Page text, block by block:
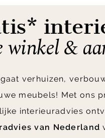
winkel &
verhuizen,
meubels! Met ons
interieuradvies
van Nederland